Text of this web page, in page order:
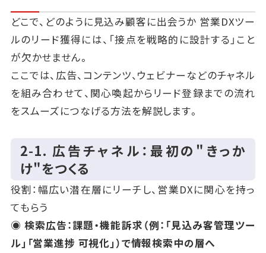
どこで、どのように見込み顧客に出会うか 営業DXツー
ルのリード獲得には、「接点を戦略的に設計する」こと
が欠かせません。
ここでは、広告、コンテンツ、ウェビナーなどのチャネル
を組み合わせて、関心喚起からリード登録までの流れ
をスムーズにつなげる方法を解説します。
2‑1. 広告チャネル：最初の"きっか
け"をつくる
役割：幅広い潜在層にリーチし、営業DXに関心を持っ
てもらう
◉ 検索広告：課題・機能訴求（例：「見込み客管理ツー
ル」「営業進捗 可視化」）で情報検索中の層へ